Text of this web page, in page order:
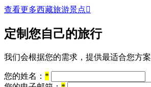
查看更多西藏旅游景点
定制您自己的旅行
我们会根据您的需求，提供最适合您方案
您的姓名： *